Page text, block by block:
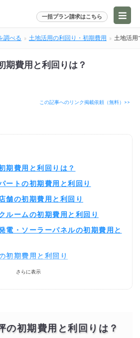
一括プラン請求はこちら
調べる 土地活用の利回り・初期費用 土地活用
期費用と利回りは？
この記事へのリンク掲載依頼（無料）>>
期費用と利回りは？
ートの初期費用と利回り
舗の初期費用と利回り
ルームの初期費用と利回り
電・ソーラーパネルの初期費用と
初期費用と利回り
さらに表示
の初期費用と利回りは？